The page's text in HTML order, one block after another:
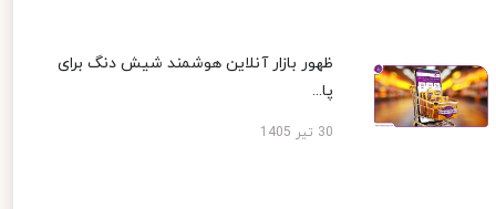
ظهور بازار آنلاین هوشمند شیش دنگ برای
پا...
30 تیر 1405